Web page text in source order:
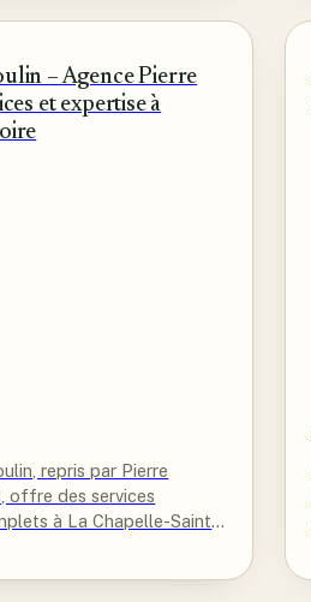
– Agence Pierre
et expertise à
repris par Pierre
offre des services
à La Chapelle-Saint-